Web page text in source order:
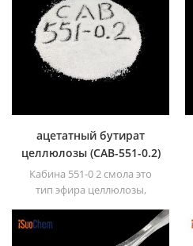
ацетатный бутират
целлюлозы (CAB-551-0.2)
Кабина 551-0 2 смола это
тип эфира целлюлозы,
содержанием бутирила и